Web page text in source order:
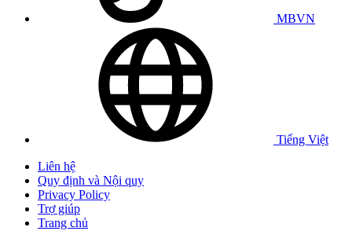
MBVN
Tiếng Việt
Liên hệ
Quy định và Nội quy
Privacy Policy
Trợ giúp
Trang chủ